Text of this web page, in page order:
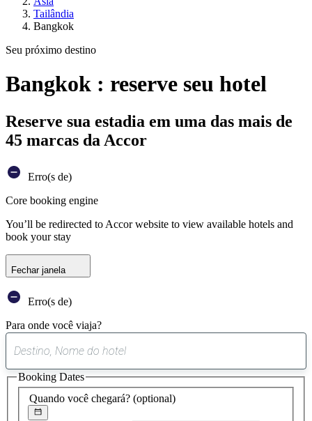
Tailândia
Bangkok
Seu próximo destino
Bangkok : reserve seu hotel
Reserve sua estadia em uma das mais de
45 marcas da Accor
Erro(s de)
Core booking engine
You’ll be redirected to Accor website to view available hotels and
book your stay
Fechar janela
Erro(s de)
Para onde você viaja?
sugestão
encontrada
Quando você chegará? (optional)
Booking Dates